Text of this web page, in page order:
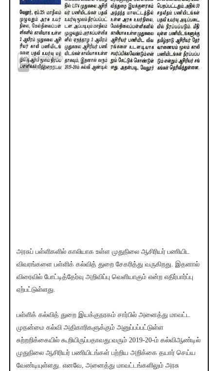
அரசுப் பள்ளிகளில் காலியாக உள்ள முதுநிலை ஆசிரியர் பணியிட
விவரங்களை பள்ளிக் கல்வித் துறை சேகரித்து வருகிறது. இதனால்
விரைவில் போட்டித்தேர்வு அறிவிப்பு வெளியாகும் என்ற எதிர்பார்ப்பு
ஏற்பட்டுள்ளது.
பள்ளிக் கல்வித் துறை இயக்குநரகம் சார்பில் அனைத்து மாவட்ட
முதன்மை கல்வி அதிகாரிகளுக்கும் அனுப்பப்பட்டுள்ள
சுற்றறிக்கையில் கூறியிருப்பதாவது:வரும் 2019-20-ம் கல்விஆண்டில்
முதுநிலை ஆசிரியர் பணியிடங்கள் பற்றிய அறிக்கை தயார் செய்ய
வேண்டியுள்ளது. எனவே, அனைத்து மாவட்டங்களிலும் அரசு